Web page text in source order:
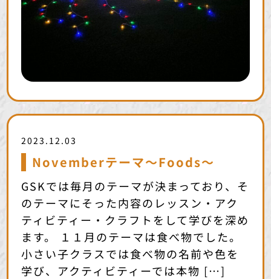
2023.12.03
Novemberテーマ〜Foods〜
GSKでは毎月のテーマが決まっており、そ
のテーマにそった内容のレッスン・アク
ティビティー・クラフトをして学びを深め
ます。 １１月のテーマは食べ物でした。
小さい子クラスでは食べ物の名前や色を
学び、アクティビティーでは本物 […]